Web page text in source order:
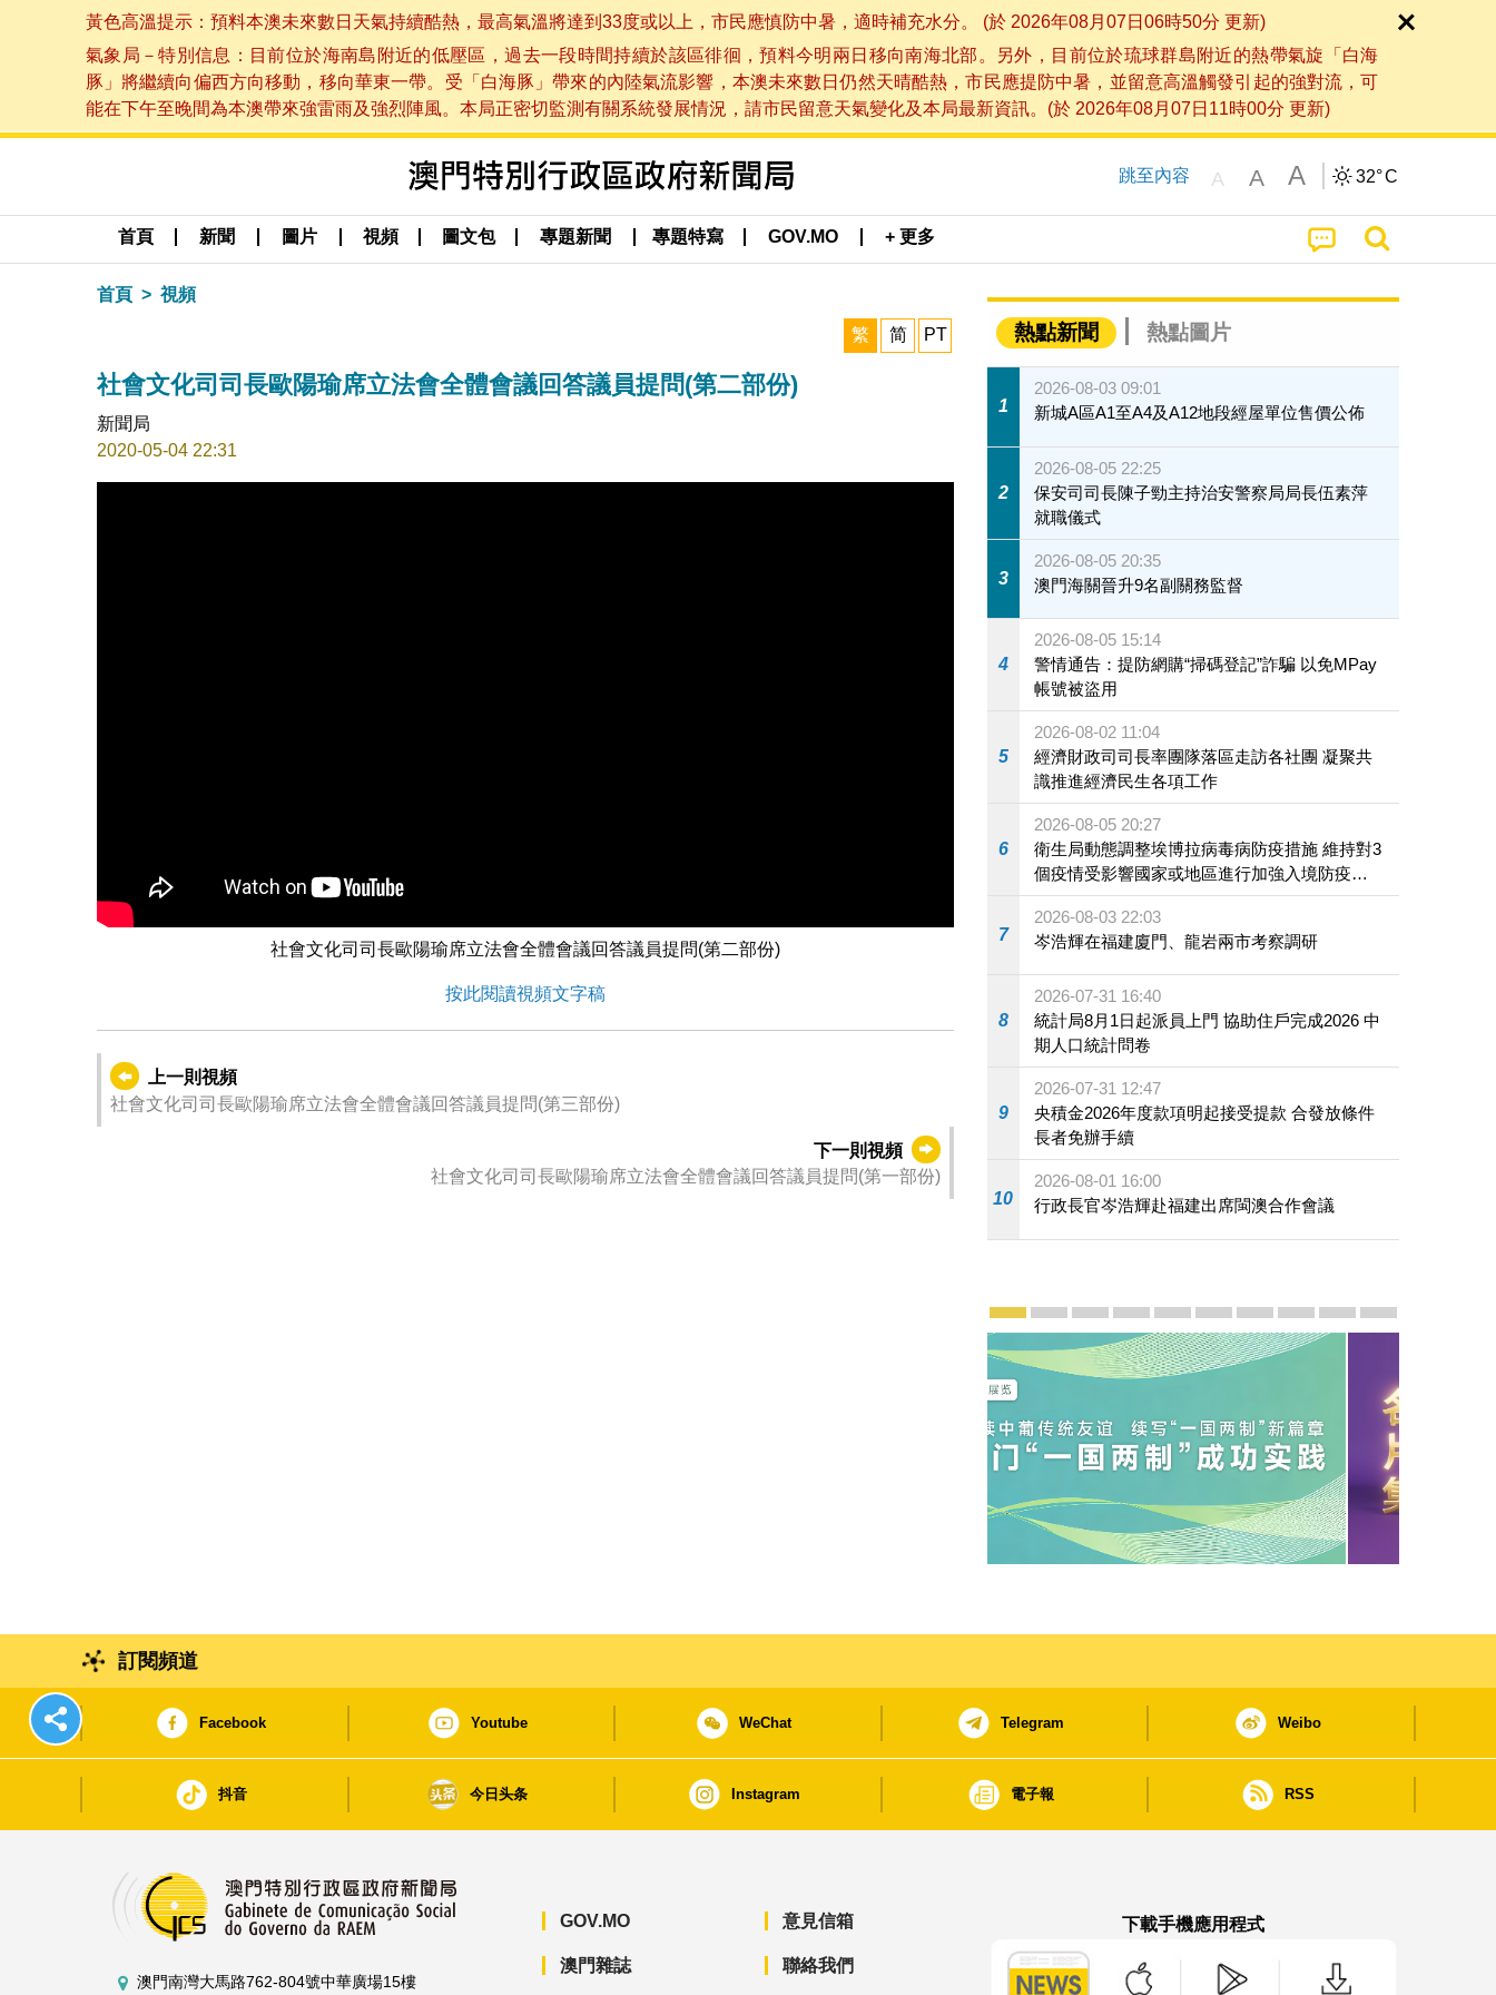
黃色高溫提示：預料本澳未來數日天氣持續酷熱，最高氣溫將達到33度或以上，市民應慎防中暑，適時補充水分。 (於 2026年08月07日06時50分 更新)
氣象局－特別信息：目前位於海南島附近的低壓區，過去一段時間持續於該區徘徊，預料今明兩日移向南海北部。另外，目前位於琉球群島附近的熱帶氣旋「白海
豚」將繼續向偏西方向移動，移向華東一帶。受「白海豚」帶來的內陸氣流影響，本澳未來數日仍然天晴酷熱，市民應提防中暑，並留意高溫觸發引起的強對流，可
能在下午至晚間為本澳帶來強雷雨及強烈陣風。本局正密切監測有關系統發展情況，請市民留意天氣變化及本局最新資訊。(於 2026年08月07日11時00分 更新)
跳至內容 A A A 32°C
首頁 新聞 圖片 視頻 圖文包 專題新聞 專題特寫 GOV.MO + 更多
首頁 視頻
繁 简 PT
社會文化司司長歐陽瑜席立法會全體會議回答議員提問(第二部份)
新聞局
2020-05-04 22:31
社會文化司司長歐陽瑜席立法會全體會議回答議員提問(第二部份)
按此閱讀視頻文字稿
上一則視頻
社會文化司司長歐陽瑜席立法會全體會議回答議員提問(第三部份)
下一則視頻
社會文化司司長歐陽瑜席立法會全體會議回答議員提問(第一部份)
熱點新聞 熱點圖片
1
2026-08-03 09:01
新城A區A1至A4及A12地段經屋單位售價公佈
2
2026-08-05 22:25
保安司司長陳子勁主持治安警察局局長伍素萍
就職儀式
3
2026-08-05 20:35
澳門海關晉升9名副關務監督
4
2026-08-05 15:14
警情通告：提防網購“掃碼登記”詐騙 以免MPay
帳號被盜用
5
2026-08-02 11:04
經濟財政司司長率團隊落區走訪各社團 凝聚共
識推進經濟民生各項工作
6
2026-08-05 20:27
衛生局動態調整埃博拉病毒病防疫措施 維持對3
個疫情受影響國家或地區進行加強入境防疫措
施
7
2026-08-03 22:03
岑浩輝在福建廈門、龍岩兩市考察調研
8
2026-07-31 16:40
統計局8月1日起派員上門 協助住戶完成2026 中
期人口統計問卷
9
2026-07-31 12:47
央積金2026年度款項明起接受提款 合發放條件
長者免辦手續
10
2026-08-01 16:00
行政長官岑浩輝赴福建出席閩澳合作會議
宣傳及推廣
賡續中葡傳統友誼 續寫“一國兩制”新篇章 — 澳門“一國
澳門名片集
行政長官岑浩輝11月18日發表2026年施政報
施政特寫澳門特別行政區經濟和社會發展第
橫琴粵澳深度合作區專題網站
施政小講堂
走進澳門澳門相簿2020
《澳门微视
訂閱頻道
Facebook Youtube WeChat Telegram Weibo
抖音 今日头条 Instagram 電子報 RSS
澳門南灣大馬路762-804號中華廣場15樓
GOV.MO
澳門雜誌
意見信箱
聯絡我們
下載手機應用程式